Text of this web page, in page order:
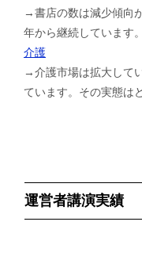
→書店の数は減少傾向
年から継続しています
介護
→介護市場は拡大して
ています。その実態は
運営者講演実績